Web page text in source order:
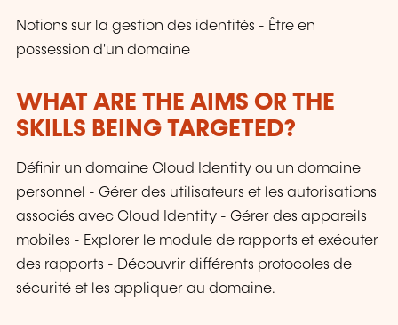
Notions sur la gestion des identités - Être en
possession d'un domaine
WHAT ARE THE AIMS OR THE
SKILLS BEING TARGETED?
Définir un domaine Cloud Identity ou un domaine
personnel - Gérer des utilisateurs et les autorisations
associés avec Cloud Identity - Gérer des appareils
mobiles - Explorer le module de rapports et exécuter
des rapports - Découvrir différents protocoles de
sécurité et les appliquer au domaine.